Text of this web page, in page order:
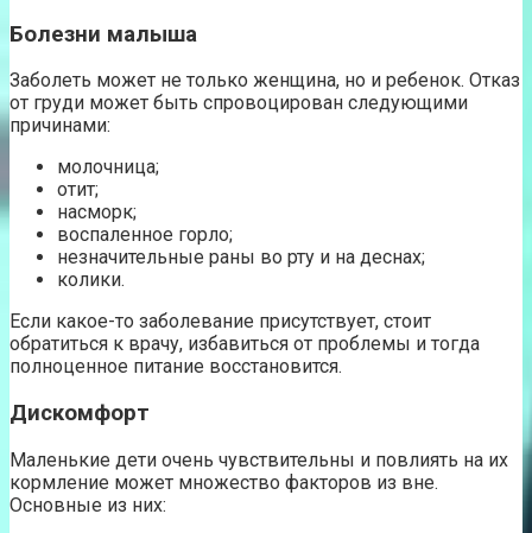
Болезни малыша
Заболеть может не только женщина, но и ребенок. Отказ
от груди может быть спровоцирован следующими
причинами:
молочница;
отит;
насморк;
воспаленное горло;
незначительные раны во рту и на деснах;
колики.
Если какое-то заболевание присутствует, стоит
обратиться к врачу, избавиться от проблемы и тогда
полноценное питание восстановится.
Дискомфорт
Маленькие дети очень чувствительны и повлиять на их
кормление может множество факторов из вне.
Основные из них: